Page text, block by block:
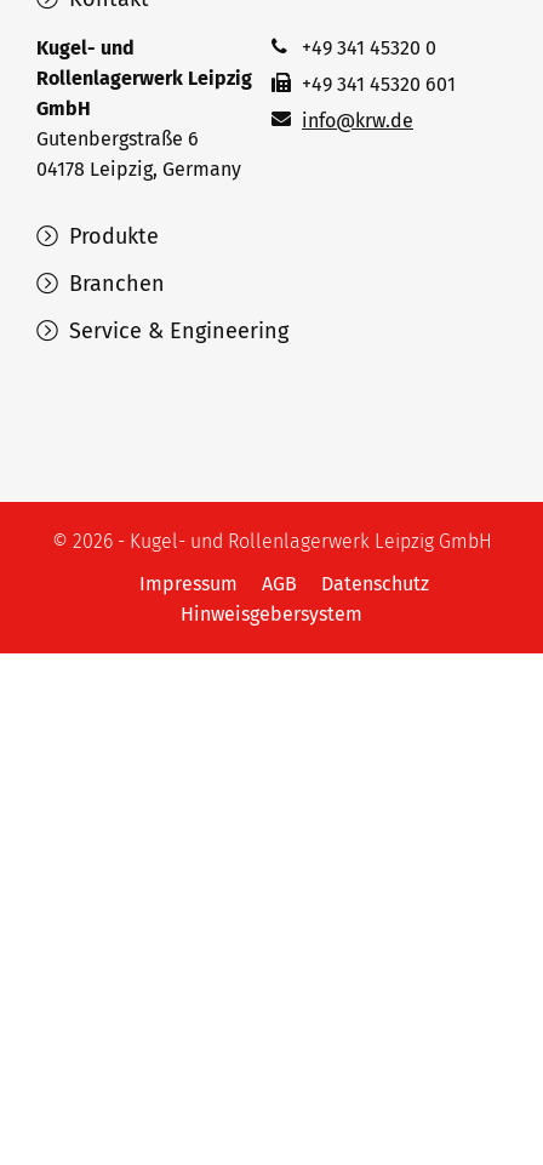
Produkte
Branchen
Service & Engineering
Kugel- und
Rollenlagerwerk Leipzig
GmbH
Gutenbergstraße 6
04178 Leipzig, Germany
+49 341 45320 0
+49 341 45320 601
info@krw.de
© 2026 - Kugel- und Rollenlagerwerk Leipzig GmbH
Impressum
AGB
Datenschutz
Hinweisgebersystem